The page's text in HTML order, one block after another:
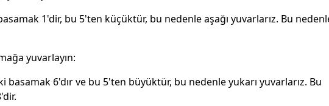
1'dir, bu 5'ten küçüktür, bu nedenle aşağı yuvarlarız. Bu
yuvarlayın:
basamak 6'dır ve bu 5'ten büyüktür, bu nedenle yukarı yuvarlarız. Bu